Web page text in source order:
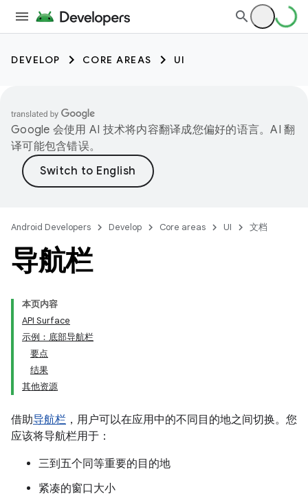
DEVELOP CORE AREAS UI
Google 会使用 AI 技术将内容翻译成您偏好的语言。AI 翻
译可能包含错误。
Android Developers Develop Core areas UI 文档
导航栏
本页内容
API Surface
示例：底部导航栏
要点
结果
其他资源
借助导航栏 ，用户可以在应用中的不同目的地之间切换。您
应该将导航栏用于：
三到五个同等重要的目的地
紧凑的窗口大小